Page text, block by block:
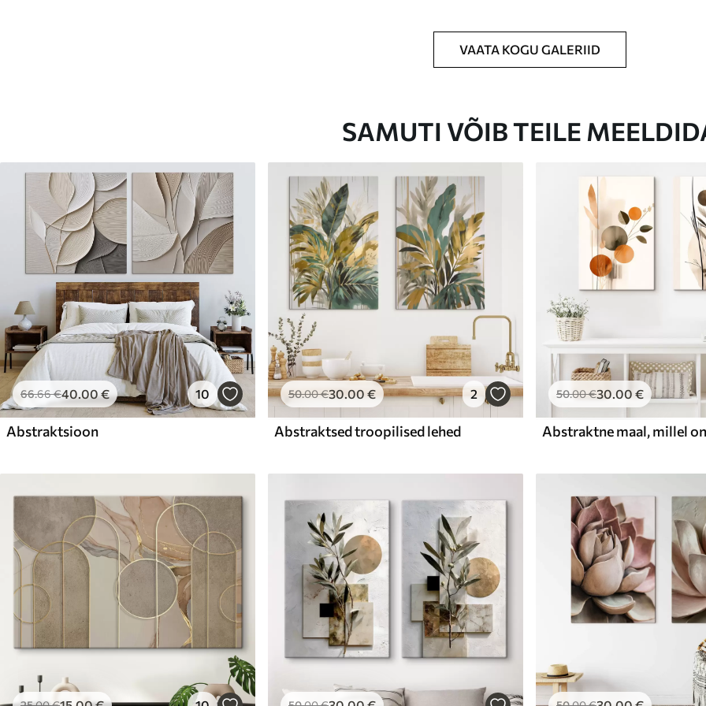
VAATA KOGU GALERIID
SAMUTI VÕIB TEILE
66.66€40.00€ 10
Abstraktsioon
50.00€30.00 € 2
Abstraktsed troopilised lehed
50.00€30.00 €